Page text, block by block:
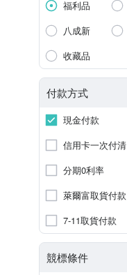
福利品
八成新
收藏品
付款方式
現金付款
信用卡一次付清
分期0利率
萊爾富取貨付款
7-11取貨付款
競標條件